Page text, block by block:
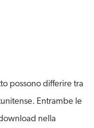
possono differire tra
Entrambe le
nella